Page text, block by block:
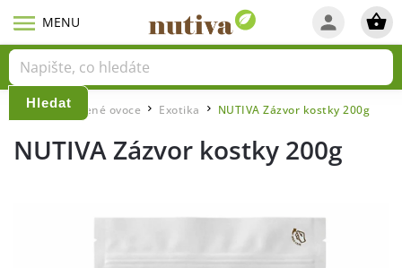
Hledat
Domů / Sušené ovoce / Exotika NUTIVA Zázvor kostky 200g
NUTIVA Zázvor kostky 200g